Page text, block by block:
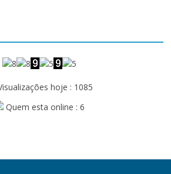
hoje : 1085
Quem esta online : 6